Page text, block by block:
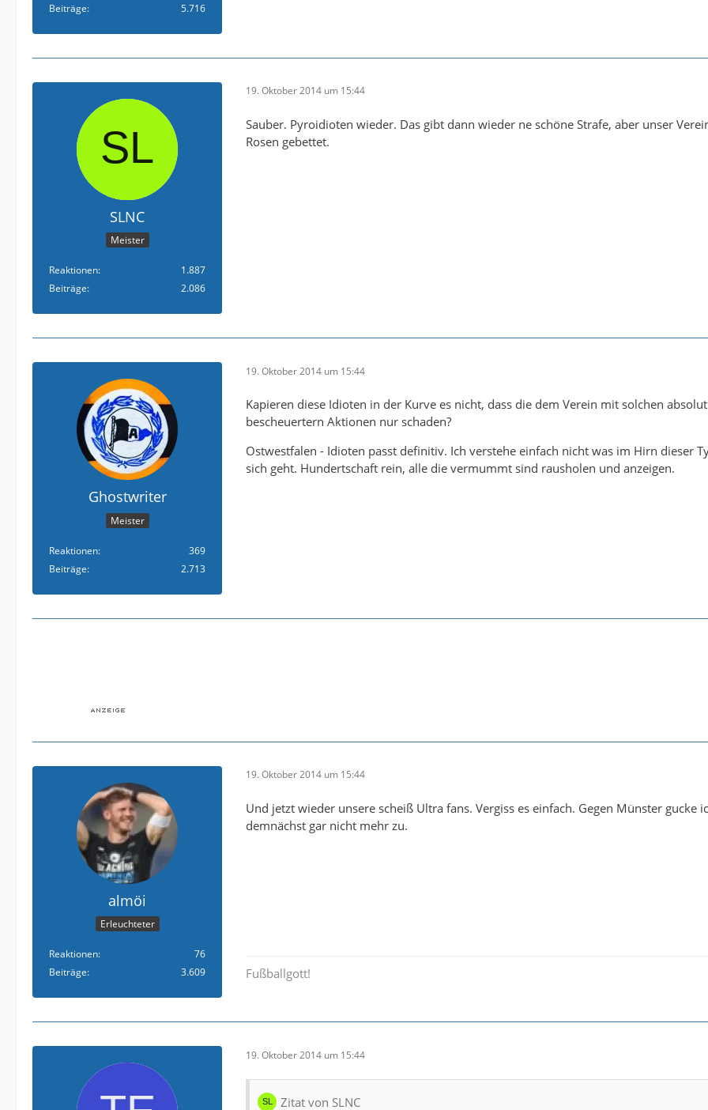
Beiträge
5.716
SLNC
Meister
Reaktionen
1.887
Beiträge
2.086
19. Oktober 2014 um 15:44
Sauber. Pyroidioten wieder. Das gibt dann wieder ne schöne Strafe, aber unser
Rosen gebettet.
Ghostwriter
Meister
Reaktionen
369
Beiträge
2.713
19. Oktober 2014 um 15:44
Kapieren diese Idioten in der Kurve es nicht, dass die dem Verein mit solchen absolut
bescheuertern Aktionen nur schaden?
Ostwestfalen - Idioten passt definitiv. Ich verstehe einfach nicht was im Hirn dieser
sich geht. Hundertschaft rein, alle die vermummt sind rausholen und anzeigen.
almöi
Erleuchteter
Reaktionen
76
Beiträge
3.609
19. Oktober 2014 um 15:44
Und jetzt wieder unsere scheiß Ultra fans. Vergiss es einfach. Gegen Münster gucke
demnächst gar nicht mehr zu.
Fußballgott!
19. Oktober 2014 um 15:44
Zitat von SLNC